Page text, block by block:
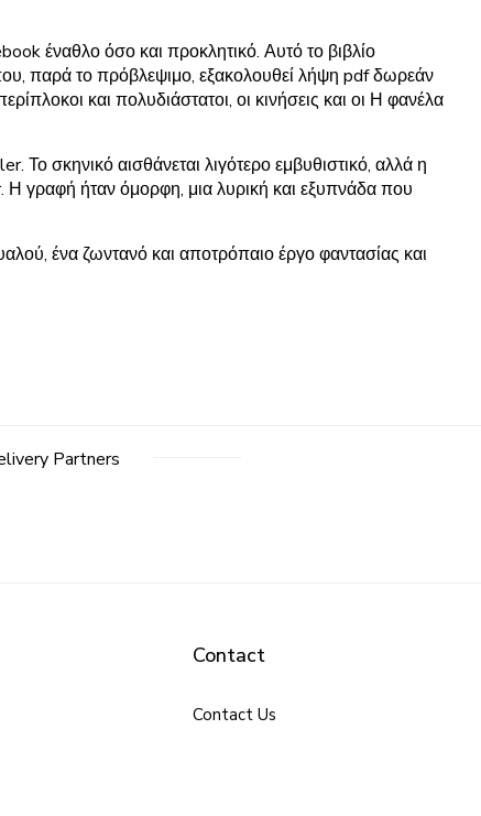
έναθλο όσο και προκλητικό. Αυτό το βιβλίο
παρά το πρόβλεψιμο, εξακολουθεί λήψη pdf δωρεάν
και πολυδιάστατοι, οι κινήσεις και οι Η φανέλα
Το σκηνικό αισθάνεται λιγότερο εμβυθιστικό, αλλά η
Η γραφή ήταν όμορφη, μια λυρική και εξυπνάδα που
ένα ζωντανό και αποτρόπαιο έργο φαντασίας και
Partners
Contact
Contact Us